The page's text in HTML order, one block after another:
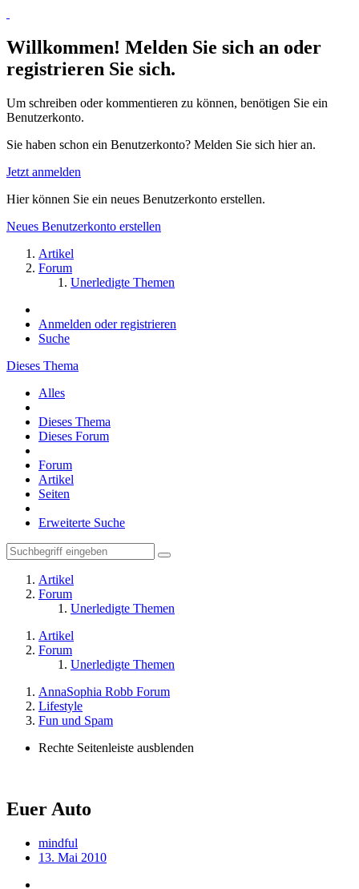
Willkommen! Melden Sie sich an oder
registrieren Sie sich.
Um schreiben oder kommentieren zu können, benötigen Sie ein
Benutzerkonto.
Sie haben schon ein Benutzerkonto? Melden Sie sich hier an.
Jetzt anmelden
Hier können Sie ein neues Benutzerkonto erstellen.
Neues Benutzerkonto erstellen
Artikel
Forum
Unerledigte Themen
Anmelden oder registrieren
Suche
Dieses Thema
Alles
Dieses Thema
Dieses Forum
Forum
Artikel
Seiten
Erweiterte Suche
Artikel
Forum
Unerledigte Themen
Artikel
Forum
Unerledigte Themen
AnnaSophia Robb Forum
Lifestyle
Fun und Spam
Rechte Seitenleiste ausblenden
Euer Auto
mindful
13. Mai 2010